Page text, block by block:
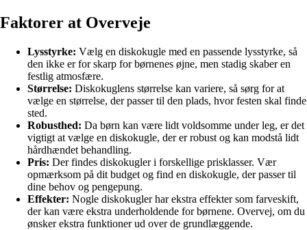
Faktorer at Overveje
Lysstyrke: Vælg en diskokugle med en passende lysstyrke, så
den ikke er for skarp for børnenes øjne, men stadig skaber en
festlig atmosfære.
Størrelse: Diskokuglens størrelse kan variere, så sørg for at
vælge en størrelse, der passer til den plads, hvor festen skal finde
sted.
Robusthed: Da børn kan være lidt voldsomme under leg, er det
vigtigt at vælge en diskokugle, der er robust og kan modstå lidt
hårdhændet behandling.
Pris: Der findes diskokugler i forskellige prisklasser. Vær
opmærksom på dit budget og find en diskokugle, der passer til
dine behov og pengepung.
Effekter: Nogle diskokugler har ekstra effekter som farveskift,
der kan være ekstra underholdende for børnene. Overvej, om du
ønsker ekstra funktioner ud over de grundlæggende.